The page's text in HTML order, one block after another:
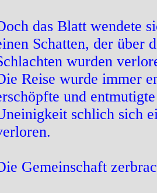
das Blatt wendete
Schatten, der über
wurden
Reise wurde immer
und
schlich sich
Gemeinschaft